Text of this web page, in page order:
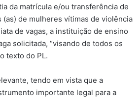
da matrícula e/ou transferência de
de mulheres vítimas de violência
de vagas, a instituição de ensino
solicitada, “visando de todos os
texto do PL.
tendo em vista que a
importante legal para a